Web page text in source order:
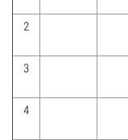
2
3
4